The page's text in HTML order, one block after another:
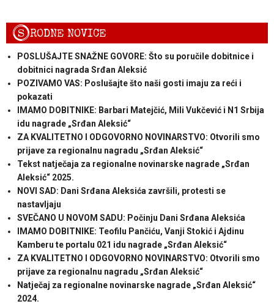
SRODNE NOVICE
POSLUŠAJTE SNAŽNE GOVORE: Što su poručile dobitnice i
dobitnici nagrada Srđan Aleksić
POZIVAMO VAS: Poslušajte što naši gosti imaju za reći i
pokazati
IMAMO DOBITNIKE: Barbari Matejčić, Mili Vukčević i N1 Srbija
idu nagrade „Srđan Aleksić“
ZA KVALITETNO I ODGOVORNO NOVINARSTVO: Otvorili smo
prijave za regionalnu nagradu „Srđan Aleksić“
Tekst natječaja za regionalne novinarske nagrade „Srđan
Aleksić“ 2025.
NOVI SAD: Dani Srđana Aleksića završili, protesti se
nastavljaju
SVEČANO U NOVOM SADU: Počinju Dani Srđana Aleksića
IMAMO DOBITNIKE: Teofilu Pančiću, Vanji Stokić i Ajdinu
Kamberu te portalu 021 idu nagrade „Srđan Aleksić“
ZA KVALITETNO I ODGOVORNO NOVINARSTVO: Otvorili smo
prijave za regionalnu nagradu „Srđan Aleksić“
Natječaj za regionalne novinarske nagrade „Srđan Aleksić“
2024.